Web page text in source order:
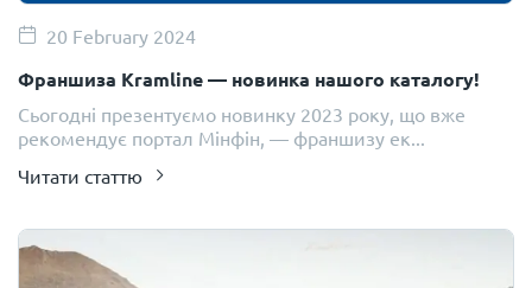
20 February 2024
Франшиза Kramline — новинка нашого каталогу!
Сьогодні презентуємо новинку 2023 року, що вже
рекомендує портал Мінфін, — франшизу ек...
Читати статтю